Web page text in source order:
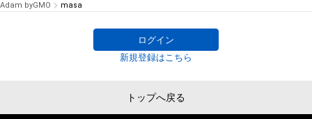
Adam byGMO masa
ログイン
新規登録はこちら
トップへ戻る